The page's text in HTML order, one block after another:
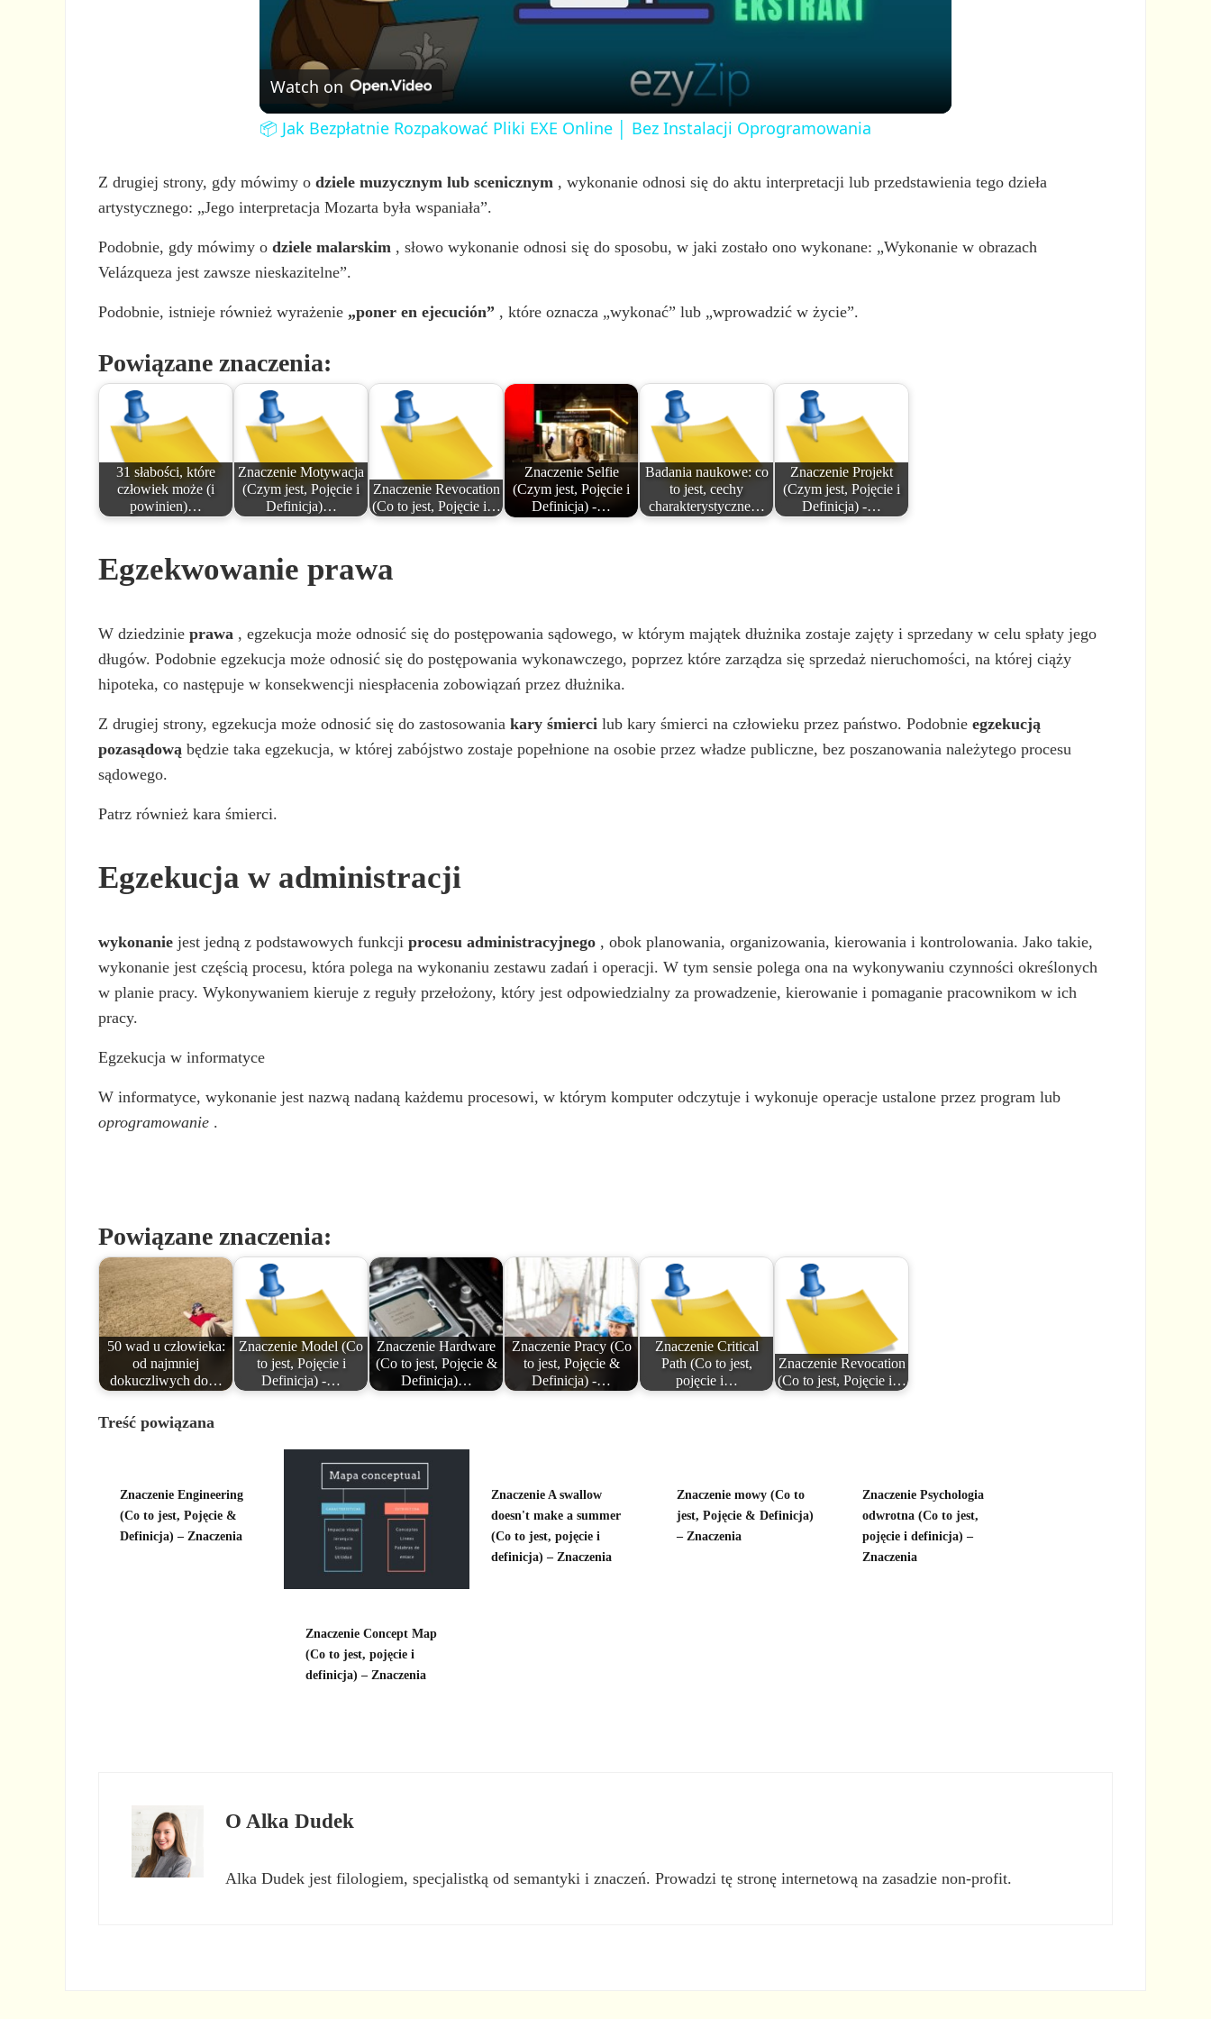
y
e
o
Watch on
📦 Jak Bezpłatnie Rozpakować Pliki EXE Online │ Bez Instalacji Oprogramowania
Z drugiej strony, gdy mówimy odziele muzycznym lub scenicznym , wykonanie odnosi się do aktu interpretacji lub przedstawienia tego dzieła
artystycznego: „Jego interpretacja Mozarta była wspaniała”.
Podobnie, gdy mówimy odziele malarskim , słowo wykonanie odnosi się do sposobu, w jaki zostało ono wykonane: „Wykonanie w obrazach
Velázqueza jest zawsze nieskazitelne”.
Podobnie, istnieje również wyrażenie „poner en ejecución” , które oznacza „wykonać” lub „wprowadzić w życie”.
Powiązane znaczenia:
31 słabości, które
człowiek może (i
powinien)…
Znaczenie Motywacja
(Czym jest, Pojęcie i
Definicja)…
Znaczenie Revocation
(Co to jest, Pojęcie i…
Znaczenie Selfie
(Czym jest, Pojęcie i
Definicja) -…
Badania naukowe: co
to jest, cechy
charakterystyczne…
Znaczenie Projekt
(Czym jest, Pojęcie i
Definicja) -…
Egzekwowanie prawa
W dziedzinieprawa , egzekucja może odnosić się do postępowania sądowego, w którym majątek dłużnika zostaje zajęty i sprzedany w celu spłaty jego
długów. Podobnie egzekucja może odnosić się do postępowania wykonawczego, poprzez które zarządza się sprzedaż nieruchomości, na której ciąży
hipoteka, co następuje w konsekwencji niespłacenia zobowiązań przez dłużnika.
Z drugiej strony, egzekucja może odnosić się do zastosowaniakary śmierci lub kary śmierci na człowieku przez państwo. Podobnieegzekucją
pozasądową będzie taka egzekucja, w której zabójstwo zostaje popełnione na osobie przez władze publiczne, bez poszanowania należytego procesu
sądowego.
Patrz również kara śmierci.
Egzekucja w administracji
wykonanie jest jedną z podstawowych funkcjiprocesu administracyjnego , obok planowania, organizowania, kierowania i kontrolowania. Jako takie,
wykonanie jest częścią procesu, która polega na wykonaniu zestawu zadań i operacji. W tym sensie polega ona na wykonywaniu czynności określonych
w planie pracy. Wykonywaniem kieruje z reguły przełożony, który jest odpowiedzialny za prowadzenie, kierowanie i pomaganie pracownikom w ich
pracy.
Egzekucja w informatyce
W informatyce, wykonanie jest nazwą nadaną każdemu procesowi, w którym komputer odczytuje i wykonuje operacje ustalone przez program lub
oprogramowanie .
Powiązane znaczenia:
50 wad u człowieka:
od najmniej
dokuczliwych do…
Znaczenie Model (Co
to jest, Pojęcie i
Definicja) -…
Znaczenie Hardware
(Co to jest, Pojęcie &
Definicja)…
Znaczenie Pracy (Co
to jest, Pojęcie &
Definicja) -…
Znaczenie Critical
Path (Co to jest,
pojęcie i…
Znaczenie Revocation
(Co to jest, Pojęcie i…
Treść powiązana
Znaczenie Engineering
(Co to jest, Pojęcie &
Definicja) – Znaczenia
Znaczenie Concept Map
(Co to jest, pojęcie i
definicja) – Znaczenia
Znaczenie A swallow
doesn't make a summer
(Co to jest, pojęcie i
definicja) – Znaczenia
Znaczenie mowy (Co to
jest, Pojęcie & Definicja)
– Znaczenia
Znaczenie Psychologia
odwrotna (Co to jest,
pojęcie i definicja) –
Znaczenia
OAlka Dudek
Alka Dudek jest filologiem, specjalistką od semantyki i znaczeń. Prowadzi tę stronę internetową na zasadzie non-profit.